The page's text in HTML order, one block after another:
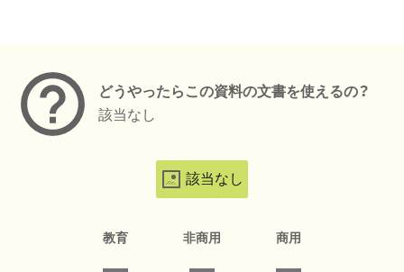
どうやったらこの資料の文書を使えるの？
該当なし
該当なし
教育 非商用 商用